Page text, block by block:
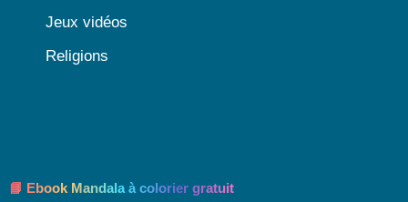
Jeux vidéos
Religions
📘 Ebook Mandala à colorier gratuit